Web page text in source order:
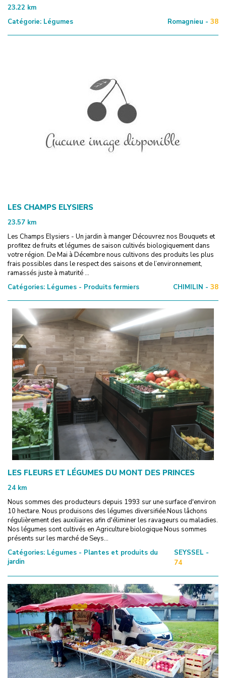
23.22 km
Catégorie: Légumes Romagnieu - 38
LES CHAMPS ELYSIERS
23.57 km
Les Champs Elysiers - Un jardin à manger Découvrez nos Bouquets et
profitez de fruits et légumes de saison cultivés biologiquement dans
votre région. De Mai à Décembre nous cultivons des produits les plus
frais possibles dans le respect des saisons et de l’environnement,
ramassés juste à maturité ...
Catégories: Légumes - Produits fermiers CHIMILIN - 38
LES FLEURS ET LÉGUMES DU MONT DES PRINCES
24 km
Nous sommes des producteurs depuis 1993 sur une surface d'environ
10 hectare. Nous produisons des légumes diversifiée.Nous lâchons
régulièrement des auxiliaires afin d'éliminer les ravageurs ou maladies.
Nos légumes sont cultivés en Agriculture biologique Nous sommes
présents sur les marché de Seys...
Catégories: Légumes - Plantes et produits du
jardin
SEYSSEL -
74